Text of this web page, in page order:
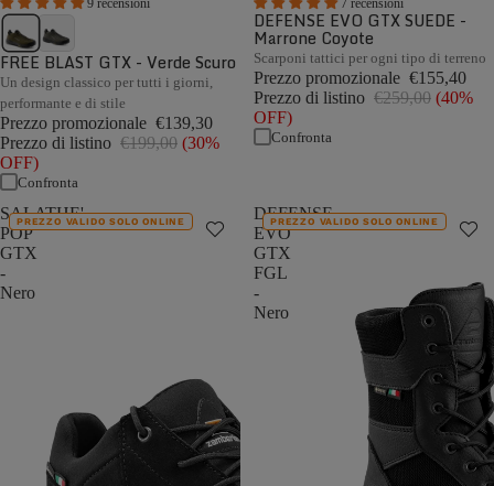
9 recensioni
FREE BLAST GTX - Verde Scuro
Un design classico per tutti i giorni,
performante e di stile
Prezzo promozionale €139,30
Prezzo di listino €199,00 (30%
OFF)
Confronta
7 recensioni
DEFENSE EVO GTX SUEDE -
Marrone Coyote
Scarponi tattici per ogni tipo di terreno
Prezzo promozionale €155,40
Prezzo di listino €259,00 (40%
OFF)
Confronta
SALATHE'
POP
GTX
-
Nero
PREZZO VALIDO SOLO ONLINE
DEFENSE
EVO
GTX
FGL
-
Nero
PREZZO VALIDO SOLO ONLINE